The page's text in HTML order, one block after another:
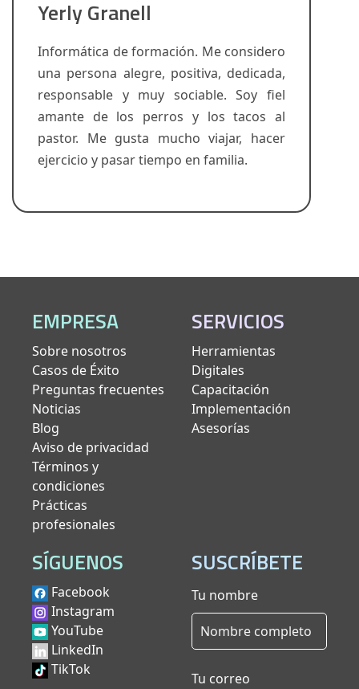
Yerly Granell
Informática de formación. Me considero
una persona alegre, positiva, dedicada,
responsable y muy sociable. Soy fiel
amante de los perros y los tacos al
pastor. Me gusta mucho viajar, hacer
ejercicio y pasar tiempo en familia.
EMPRESA
Sobre nosotros
Casos de Éxito
Preguntas frecuentes
Noticias
Blog
Aviso de privacidad
Términos y
condiciones
Prácticas
profesionales
SERVICIOS
Herramientas
Digitales
Capacitación
Implementación
Asesorías
SÍGUENOS
Facebook
Instagram
YouTube
LinkedIn
TikTok
SUSCRÍBETE
Tu nombre
Tu correo